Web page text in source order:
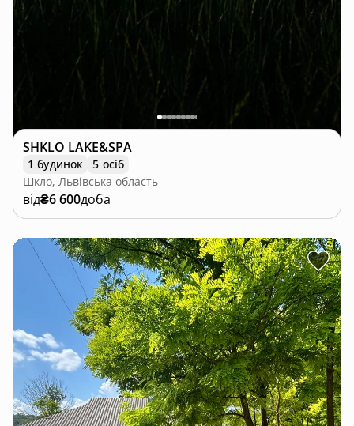
SHKLO LAKE&SPA
1 будинок
5 осіб
Шкло, Львівська область
від₴6 600доба